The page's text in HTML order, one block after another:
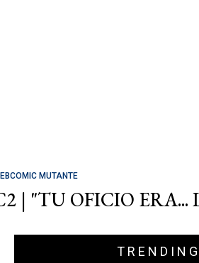
MUTANTE
| "TU OFICIO ERA...
TRENDING